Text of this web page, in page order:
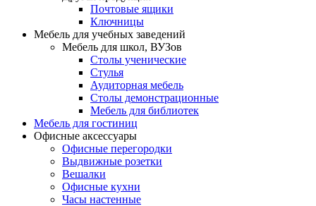
Почтовые ящики
Ключницы
Мебель для учебных заведений
Мебель для школ, ВУЗов
Столы ученические
Стулья
Аудиторная мебель
Столы демонстрационные
Мебель для библиотек
Мебель для гостиниц
Офисные аксессуары
Офисные перегородки
Выдвижные розетки
Вешалки
Офисные кухни
Часы настенные